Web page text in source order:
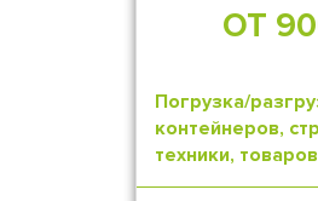
ОТ
Погрузка/
контейнеров,
техники, товаров